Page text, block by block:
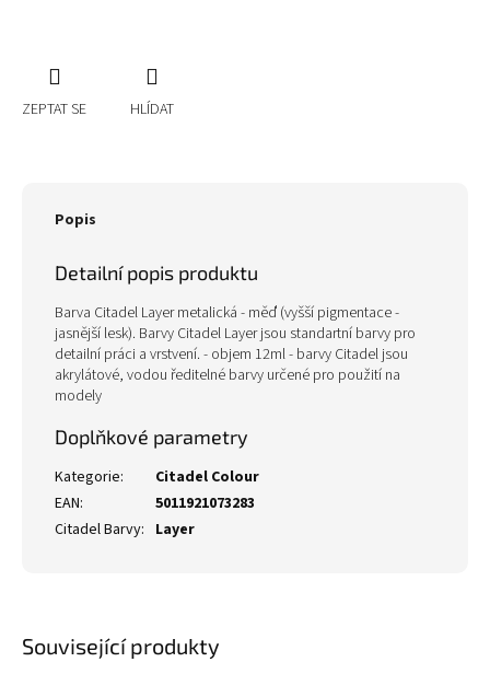
ZEPTAT SE HLÍDAT
Související produkty
Popis
Detailní popis produktu
Barva Citadel Layer metalická - měď (vyšší pigmentace -
jasnější lesk). Barvy Citadel Layer jsou standartní barvy pro
detailní práci a vrstvení. - objem 12ml - barvy Citadel jsou
akrylátové, vodou ředitelné barvy určené pro použití na
modely
Doplňkové parametry
Kategorie:
Citadel Colour
EAN:
5011921073283
Citadel Barvy: Layer